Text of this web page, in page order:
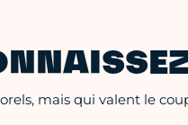
mais qui valent le